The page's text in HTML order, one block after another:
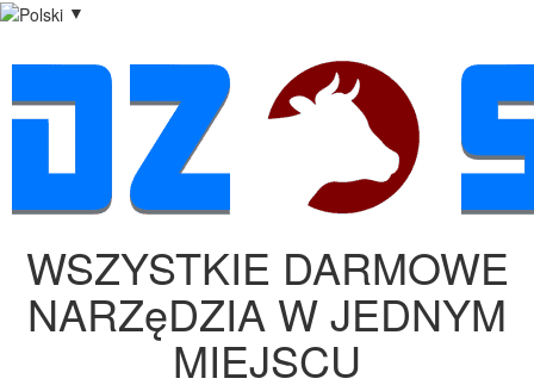
▼
WSZYSTKIE DARMOWE
NARZęDZIA W JEDNYM
MIEJSCU